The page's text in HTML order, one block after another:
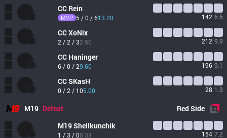
CC Rein
MVP 5 / 0 / 613.20 142 6.6
CCXoNix
2 / 2 / 32.50 212 9.9
CC Haninger
6 / 0 / 29.60 196 9.1
CCSKasH
0 / 2 / 105.00 28 1.3
M19 Defeat RedSide
M19Shellkunchik
1 / 3 / 00.33 154 7.2